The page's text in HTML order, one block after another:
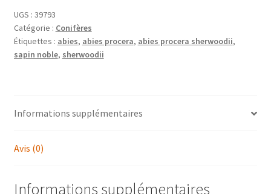
UGS : 39793
Catégorie : Conifères
Étiquettes : abies, abies procera, abies procera sherwoodii,
sapin noble, sherwoodii
Informations supplémentaires
Avis (0)
Informations supplémentaires